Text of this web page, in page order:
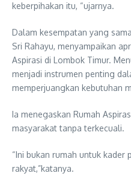
keberpihakan itu, “ujarnya.
Dalam kesempatan yang
Sri Rahayu, menyampaikan
Aspirasi di Lombok Timur.
menjadi instrumen penting
memperjuangkan kebutuhan
Ia menegaskan Rumah
masyarakat tanpa terkecuali.
“Ini bukan rumah untuk kader
rakyat,”katanya.